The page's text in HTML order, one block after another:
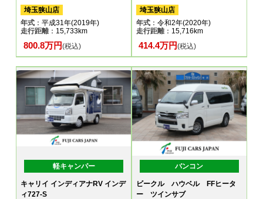
埼玉狭山店
年式 ：平成31年(2019年)
走行距離：15,733km
800.8万円(税込)
埼玉狭山店
年式：令和2年(2020年)
走行距離：15,716km
414.4万円(税込)
軽キャンパー
キャリイ インディアナRV インデ
ィ727-S
バンコン
ビークル ハウベル FFヒータ
ー ツインサブ